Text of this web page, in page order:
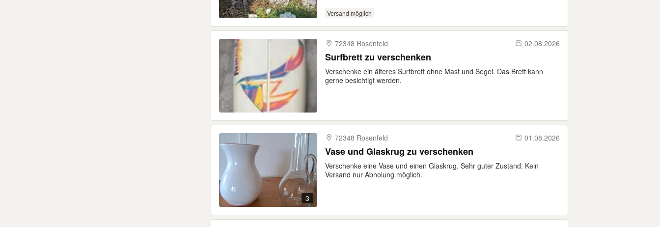
Versand möglich
72348 Rosenfeld 02.08.2026
Surfbrett zu verschenken
Verschenke ein älteres Surfbrett ohne Mast und Segel. Das Brett kann
gerne besichtigt werden.
3
72348 Rosenfeld 01.08.2026
Vase und Glaskrug zu verschenken
Verschenke eine Vase und einen Glaskrug. Sehr guter Zustand. Kein
Versand nur Abholung möglich.